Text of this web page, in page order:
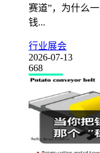
赛道”，为什么
钱...
行业展会
2026-07-13
668